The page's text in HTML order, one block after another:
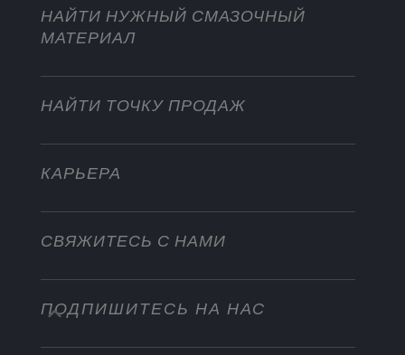
Мотоциклы и квадроциклы
Стать дистрибьютором
Для тяжелых режимов эксплуатации
НАЙТИ НУЖНЫЙ СМАЗОЧНЫЙ
МАТЕРИАЛ
НАЙТИ ТОЧКУ ПРОДАЖ
КАРЬЕРА
СВЯЖИТЕСЬ С НАМИ
info@championlubes.com
+32 3 870 00 20
ПОДПИШИТЕСЬ НА НАС